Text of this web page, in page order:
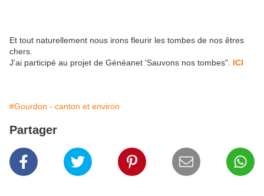
Et tout naturellement nous irons fleurir les tombes de nos êtres
chers.
J'ai participé au projet de Généanet 'Sauvons nos tombes". ICI
#Gourdon - canton et environ
Partager